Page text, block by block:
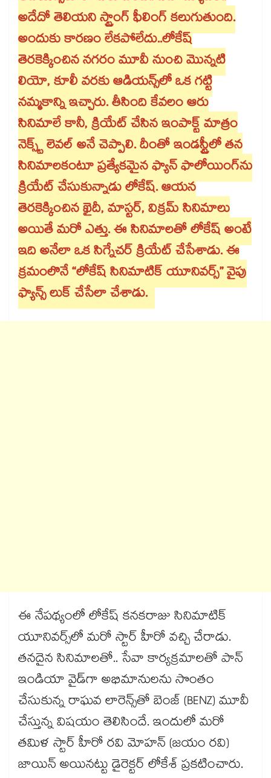
అదేదో తెలియని స్ట్రాంగ్ ఫీలింగ్ కలుగుతుంది.
అందుకు కారణం లేకపోలేదు..లోకేష్
తెరకెక్కించిన నగరం మూవీ నుంచి మొన్నటి
లియో, కూలీ వరకు ఆడియన్స్⁭లో ఒక గట్టి
నమ్మకాన్ని ఇచ్చారు. తీసింది కేవలం ఆరు
సినిమాలే కానీ, క్రియేట్ చేసిన ఇంపాక్ట్ మాత్రం
నెక్స్ట్ లెవల్ అనే చెప్పాలి. దీంతో ఇండస్ట్రీలో తన
సినిమాలకంటూ ప్రత్యేకమైన ఫ్యాన్ ఫాలోయింగ్⁭ను
క్రియేట్ చేసుకున్నాడు లోకేష్. ఆయన
తెరకెక్కించిన ఖైదీ, మాస్టర్, విక్రమ్ సినిమాలు
అయితే మరో ఎత్తు. ఈ సినిమాలతో లోకేష్ అంటే
ఇది అనేలా ఒక సిగ్నేచర్ క్రియేట్ చేసేశాడు. ఈ
క్రమంలొనే “లోకేష్ సినిమాటిక్ యూనివర్స్” వైపు
ఫ్యాన్స్ లుక్ చేసేలా చేశాడు.
ఈ నేపథ్యంలో లోకేష్ కనకరాజు సినిమాటిక్
యూనివర్స్⁬లో మరో స్టార్ హీరో వచ్చి చేరాడు.
తనదైన సినిమాలతో.. సేవా కార్యక్రమాలతో పాన్
ఇండియా వైడ్⁭గా అభిమానులను సొంతం
చేసుకున్న రాఘవ లారెన్స్⁭తో బెంజ్ (BENZ) మూవీ
చేస్తున్న విషయం తెలిసిందే. ఇందులో మరో
తమిళ స్టార్ హీరో రవి మోహన్‌ (జయం రవి)
జాయిన్‌ అయినట్టు డైరెక్టర్‌ లోకేశ్‌ ప్రకటించారు.